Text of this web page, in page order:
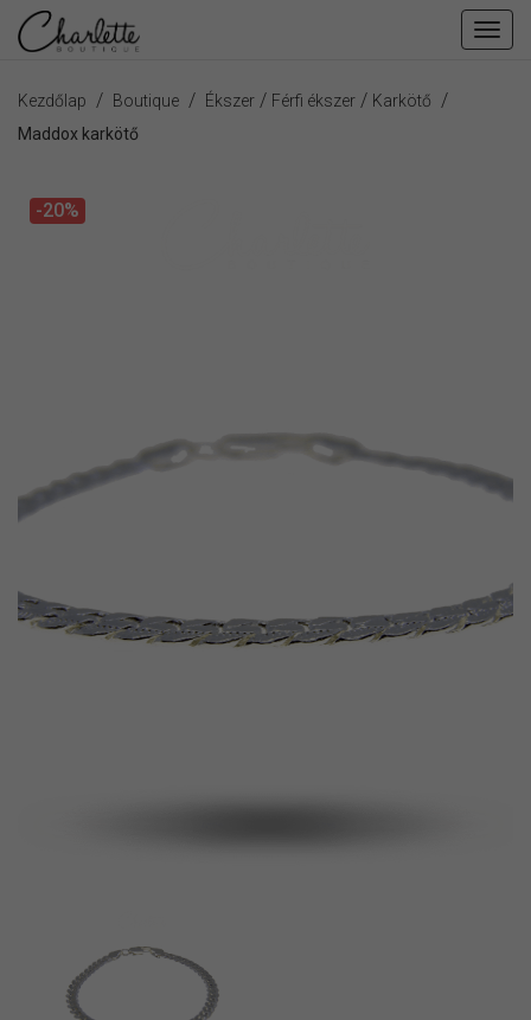
Kezdőlap / Boutique / Ékszer / Férfi ékszer / Karkötő /
Maddox karkötő
-20%